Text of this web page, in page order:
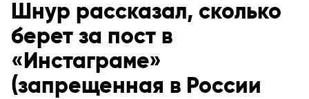
Шнур рассказал, сколько
берет за пост в
«Инстаграме»
(запрещенная в России